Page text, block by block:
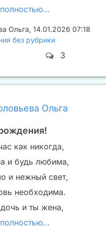
Ольга, 14.01.2026 07:18
без рубрики
3
Ольга
как никогда,
и будь любима,
и нежный свет,
необходима.
и ты жена,